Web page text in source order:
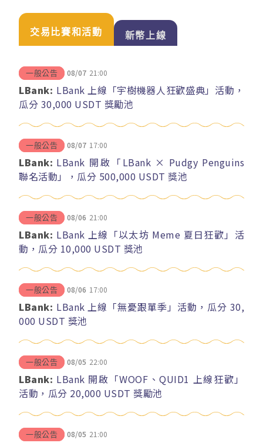
交易比賽和活動 新幣上線
一般公告 08/07 21:00
LBank: LBank 上線「宇樹機器人狂歡盛典」活動，
瓜分 30,000 USDT 獎勵池
一般公告 08/07 17:00
LBank: LBank 開啟「LBank × Pudgy Penguins
聯名活動」，瓜分 500,000 USDT 獎池
一般公告 08/06 21:00
LBank: LBank 上線「以太坊 Meme 夏日狂歡」活
動，瓜分 10,000 USDT 獎池
一般公告 08/06 17:00
LBank: LBank 上線「無憂跟單季」活動，瓜分 30,
000 USDT 獎池
一般公告 08/05 22:00
LBank: LBank 開啟「WOOF、QUID1 上線狂歡」
活動，瓜分 20,000 USDT 獎勵池
一般公告 08/05 21:00